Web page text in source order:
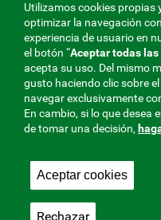
ti
V20
Mutua Colaboradora
Utilizamos cookies propias
optimizar la navegación
experiencia de usuario en
el botón “Aceptar todas
acepta su uso. Del mismo
gusto haciendo clic sobre
navegar exclusivamente
En cambio, si lo que desea
de tomar una decisión,
Aceptar cookies
Rechazar